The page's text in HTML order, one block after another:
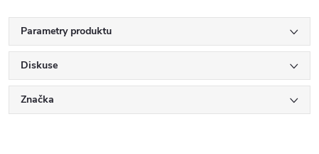
Parametry produktu
Diskuse
Značka